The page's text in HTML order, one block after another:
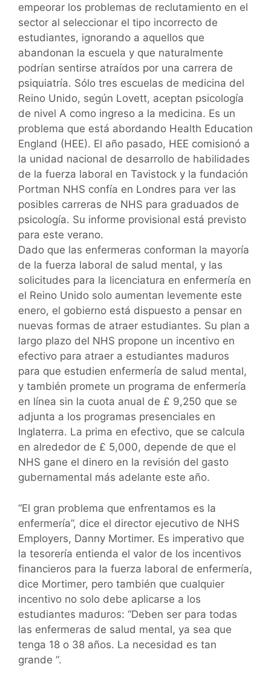
empeorar los problemas de reclutamiento en el
sector al seleccionar el tipo incorrecto de
estudiantes, ignorando a aquellos que
abandonan la escuela y que naturalmente
podrían sentirse atraídos por una carrera de
psiquiatría. Sólo tres escuelas de medicina del
Reino Unido, según Lovett, aceptan psicología
de nivel A como ingreso a la medicina. Es un
problema que está abordando Health Education
England (HEE). El año pasado, HEE comisionó a
la unidad nacional de desarrollo de habilidades
de la fuerza laboral en Tavistock y la fundación
Portman NHS confía en Londres para ver las
posibles carreras de NHS para graduados de
psicología. Su informe provisional está previsto
para este verano.
Dado que las enfermeras conforman la mayoría
de la fuerza laboral de salud mental, y las
solicitudes para la licenciatura en enfermería en
el Reino Unido solo aumentan levemente este
enero, el gobierno está dispuesto a pensar en
nuevas formas de atraer estudiantes. Su plan a
largo plazo del NHS propone un incentivo en
efectivo para atraer a estudiantes maduros
para que estudien enfermería de salud mental,
y también promete un programa de enfermería
en línea sin la cuota anual de £ 9,250 que se
adjunta a los programas presenciales en
Inglaterra. La prima en efectivo, que se calcula
en alrededor de £ 5,000, depende de que el
NHS gane el dinero en la revisión del gasto
gubernamental más adelante este año.
“El gran problema que enfrentamos es la
enfermería”, dice el director ejecutivo de NHS
Employers, Danny Mortimer. Es imperativo que
la tesorería entienda el valor de los incentivos
financieros para la fuerza laboral de enfermería,
dice Mortimer, pero también que cualquier
incentivo no solo debe aplicarse a los
estudiantes maduros: “Deben ser para todas
las enfermeras de salud mental, ya sea que
tenga 18 o 38 años. La necesidad es tan
grande “.